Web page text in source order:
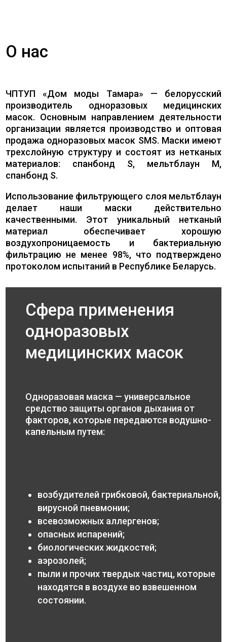
О нас
ЧПТУП «Дом моды Тамара» — белорусский
производитель одноразовых медицинских
масок. Основным направлением деятельности
организации является производство и оптовая
продажа одноразовых масок SMS. Маски имеют
трехслойную структуру и состоят из нетканых
материалов: спанбонд S, мельтблаун M,
спанбонд S.
Использование фильтрующего слоя мельтблаун
делает наши маски действительно
качественными. Этот уникальный нетканый
материал обеспечивает хорошую
воздухопроницаемость и бактериальную
фильтрацию не менее 98%, что подтверждено
протоколом испытаний в Республике Беларусь.
Сфера применения
одноразовых
медицинских масок
Одноразовая маска — универсальное
средство защиты органов дыхания от
факторов, которые передаются водушно-
капельным путем:
возбудителей грибковой, бактериальной,
вирусной пневмонии;
всевозможных аллергенов;
опасных испарений;
биологических жидкостей;
аэрозолей;
пыли и прочих твердых частиц, которые
находятся в воздухе во взвешенном
состоянии.